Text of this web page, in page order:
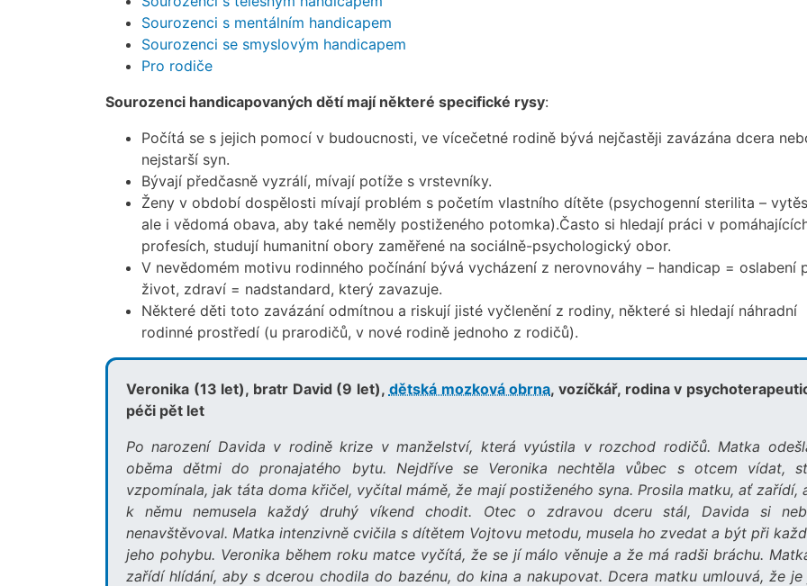
Sourozenci s mentálním handicapem
Sourozenci se smyslovým handicapem
Pro rodiče
Sourozenci handicapovaných dětí mají některé specifické rysy:
Počítá se s jejich pomocí v budoucnosti, ve vícečetné rodině bývá nejčastěji zavázána dcera
nejstarší syn.
Bývají předčasně vyzrálí, mívají potíže s vrstevníky.
Ženy v období dospělosti mívají problém s početím vlastního dítěte (psychogenní sterilita –
ale i vědomá obava, aby také neměly postiženého potomka).Často si hledají práci v
profesích, studují humanitní obory zaměřené na sociálně-psychologický obor.
V nevědomém motivu rodinného počínání bývá vycházení z nerovnováhy – handicap = oslabení
život, zdraví = nadstandard, který zavazuje.
Některé děti toto zavázání odmítnou a riskují jisté vyčlenění z rodiny, některé si hledají náhradní
rodinné prostředí (u prarodičů, v nové rodině jednoho z rodičů).
Veronika (13 let), bratr David (9 let), dětská mozková obrna, vozíčkář, rodina v
péči pět let
Po narození Davida v rodině krize v manželství, která vyústila v rozchod rodičů. Matka
oběma dětmi do pronajatého bytu. Nejdříve se Veronika nechtěla vůbec s otcem vídat,
vzpomínala, jak táta doma křičel, vyčítal mámě, že mají postiženého syna. Prosila matku, ať zařídí,
k němu nemusela každý druhý víkend chodit. Otec o zdravou dceru stál, Davida si
nenavštěvoval. Matka intenzivně cvičila s dítětem Vojtovu metodu, musela ho zvedat a být při
jeho pohybu. Veronika během roku matce vyčítá, že se jí málo věnuje a že má radši bráchu.
zařídí hlídání, aby s dcerou chodila do bazénu, do kina a nakupovat. Dcera matku umlouvá, že je